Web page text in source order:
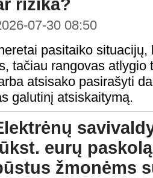
rizika?
07-30 08:50
pasitaiko
tačiau rangovas
atsisako pasirašyti
galutinį atsiskaitymą.
eurų
žmonėms